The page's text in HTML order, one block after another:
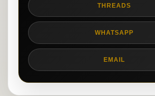
THREADS
WHATSAPP
EMAIL